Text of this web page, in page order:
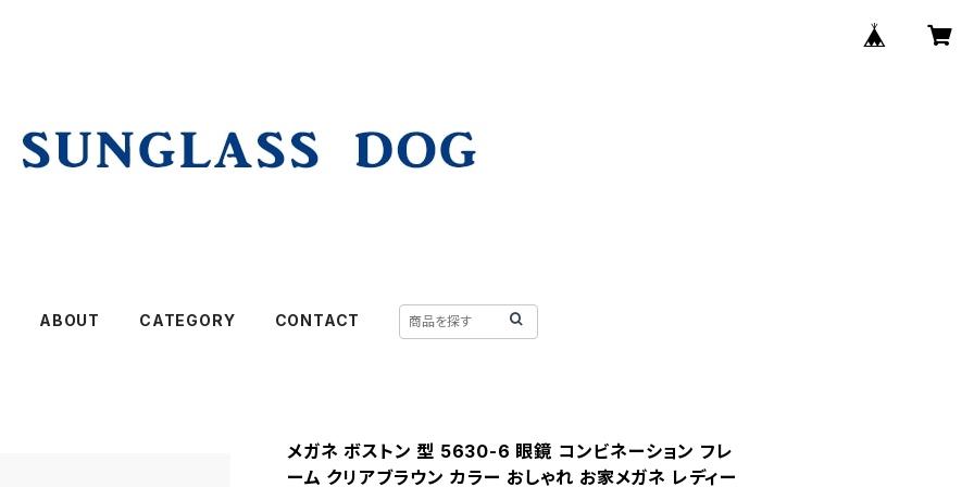
ABOUT CATEGORY CONTACT
メガネ ボストン 型 5630-6 眼鏡 コンビネーション フレ
ーム クリアブラウン カラー おしゃれ お家メガネ レディー